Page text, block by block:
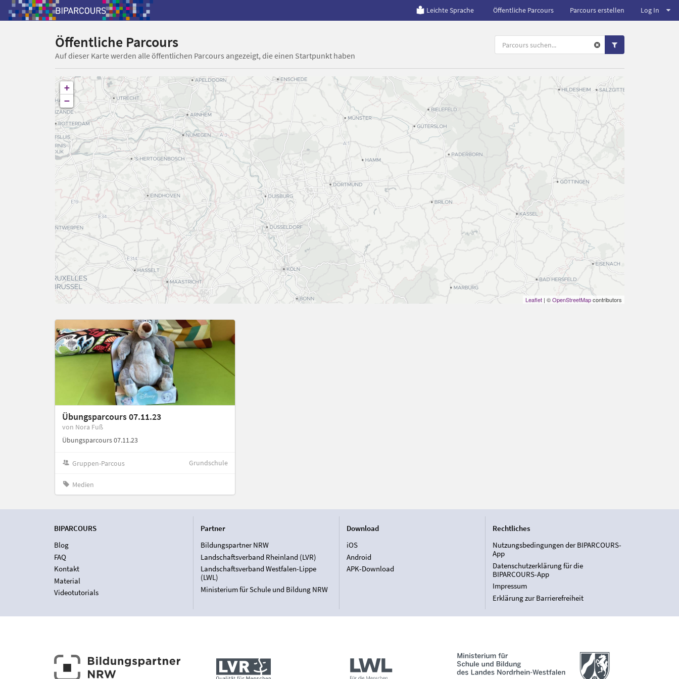
Leichte Sprache Öffentliche Parcours Parcours erstellen Log In
Öffentliche Parcours
Auf dieser Karte werden alle öffentlichen Parcours angezeigt, die einen Startpunkt haben
+
−
Leaflet| ©OpenStreetMapcontributors
Übungsparcours 07.11.23
von Nora Fuß
Übungsparcours 07.11.23
Gruppen-Parcous Grundschule
Medien
BIPARCOURS
Blog
FAQ
Kontakt
Material
Videotutorials
Partner
Bildungspartner NRW
Landschaftsverband Rheinland (LVR)
Landschaftsverband Westfalen-Lippe
(LWL)
Ministerium für Schule und Bildung NRW
Download
iOS
Android
APK-Download
Rechtliches
Nutzungsbedingungen der BIPARCOURS-
App
Datenschutzerklärung für die
BIPARCOURS-App
Impressum
Erklärung zur Barrierefreiheit